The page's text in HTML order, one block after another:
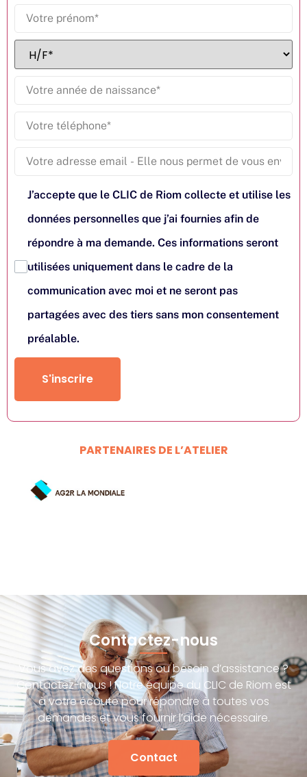
J’accepte que le CLIC de Riom collecte et utilise les
données personnelles que j’ai fournies afin de
répondre à ma demande. Ces informations seront
utilisées uniquement dans le cadre de la
communication avec moi et ne seront pas
partagées avec des tiers sans mon consentement
préalable.
S'inscrire
PARTENAIRES DE L’ATELIER
Contactez-nous
Vous avez des questions ou besoin d’assistance ?
Contactez-nous ! Notre équipe du CLIC de Riom est
à votre écoute pour répondre à toutes vos
demandes et vous fournir l’aide nécessaire.
Contact